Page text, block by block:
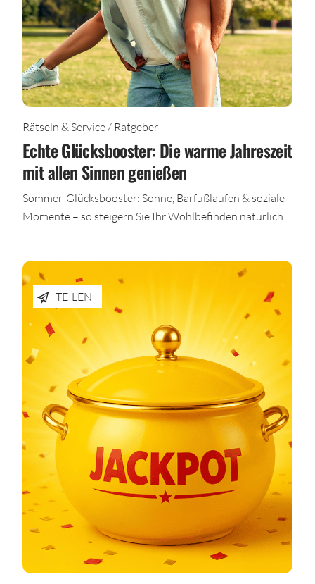
Rätseln & Service / Ratgeber
Echte Glücksbooster: Die warme Jahreszeit
mit allen Sinnen genießen
Sommer-Glücksbooster: Sonne, Barfußlaufen & soziale
Momente – so steigern Sie Ihr Wohlbefinden natürlich.
TEILEN